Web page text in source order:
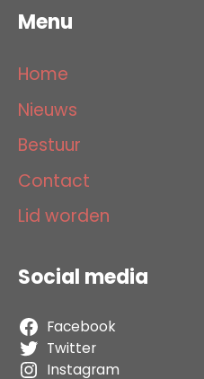
Menu
Home
Nieuws
Bestuur
Contact
Lid worden
Social media
Facebook
Twitter
Instagram